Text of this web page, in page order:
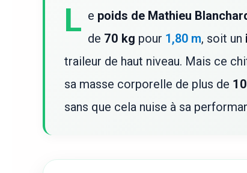
L e poids de Mathieu
de 70 kg pour 1,80 m, soit un
traileur de haut niveau. Mais ce
sa masse corporelle de plus de
sans que cela nuise à sa